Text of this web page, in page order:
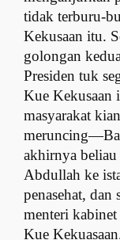
tidak terburu-
Kekusaan itu. S
golongan
Presiden tuk
Kue Kekusaan
masyarakat kian
akhirnya
Abdullah ke
penasehat, dan
menteri
Kue